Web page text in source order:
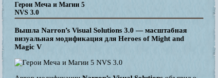
Герои Меча и Магии 5
NVS 3.0
Вышла Narron’s Visual Solutions 3.0 — масштабная
визуальная модификация для Heroes of Might and
Magic V